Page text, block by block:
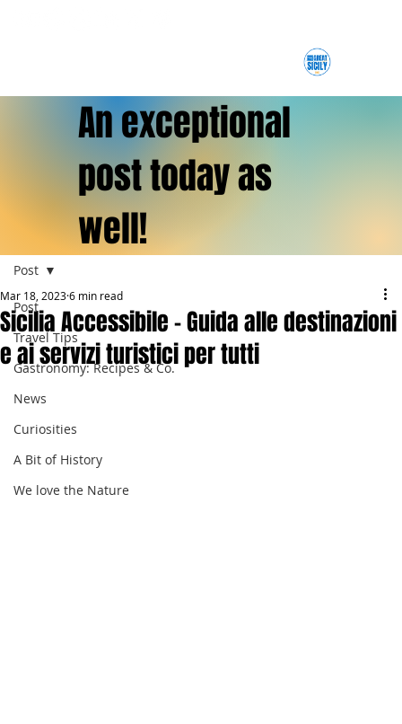
Post
Travel Tips
Gastronomy: Recipes & Co.
News
Curiosities
A Bit of History
We love the Nature
Post
Sicilia Accessibile - Guida alle destinazioni
e ai servizi turistici per tutti
Mar 18, 20236 min read
An exceptional
post today as
well!